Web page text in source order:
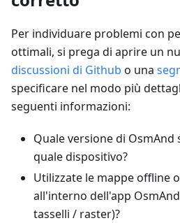
Per individuare problemi con
ottimali, si prega di aprire un
discussioni di Github o una
specificare nel modo più
seguenti informazioni:
Quale versione di OsmAnd
quale dispositivo?
Utilizzate le mappe offline
all'interno dell'app
tasselli / raster)?